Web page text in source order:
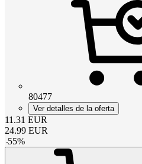
80477
Ver detalles de la oferta
11.31 EUR
24.99 EUR
-55%